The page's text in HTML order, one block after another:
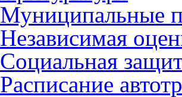
Муниципальные
Независимая
Социальная
Расписание